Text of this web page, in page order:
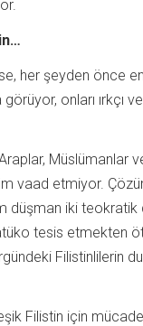
her şeyden önce
onları ırkçı
Müslümanlar
vaad etmiyor.
düşman iki teokratik
tesis etmekten
Filistinlilerin
Filistin için